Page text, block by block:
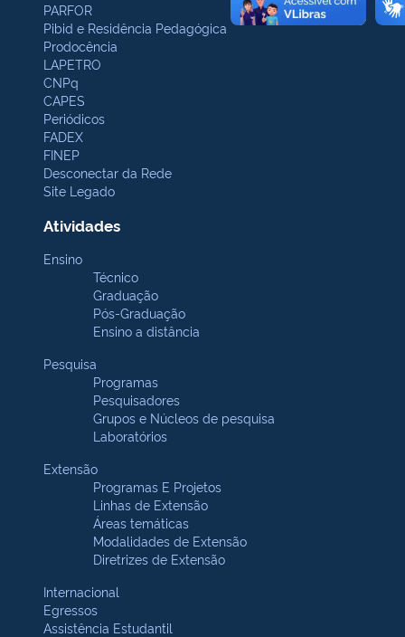
PARFOR
Pibid e Residência Pedagógica
Prodocência
LAPETRO
CNPq
CAPES
Periódicos
FADEX
FINEP
Desconectar da Rede
Site Legado
Atividades
Ensino
Técnico
Graduação
Pós-Graduação
Ensino a distância
Pesquisa
Programas
Pesquisadores
Grupos e Núcleos de pesquisa
Laboratórios
Extensão
Programas E Projetos
Linhas de Extensão
Áreas temáticas
Modalidades de Extensão
Diretrizes de Extensão
Internacional
Egressos
Assistência Estudantil